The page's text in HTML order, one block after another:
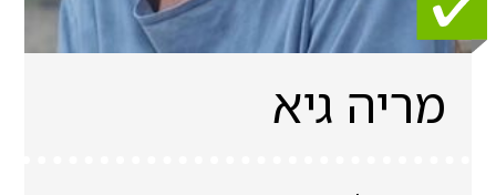
מריה גיא